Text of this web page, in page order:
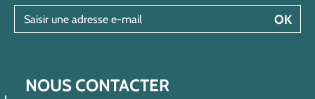
OK
NOUS CONTACTER